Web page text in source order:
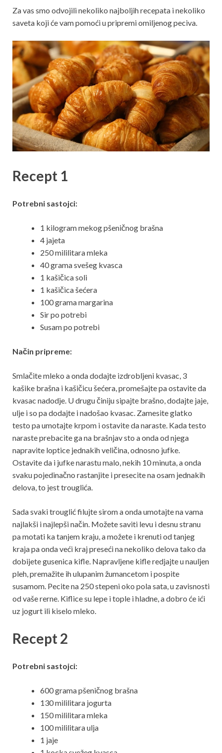
Za vas smo odvojili nekoliko najboljih recepata i nekoliko
saveta koji će vam pomoći u pripremi omiljenog peciva.
Recept 1
Potrebni sastojci:
1 kilogram mekog pšeničnog brašna
4 jajeta
250 mililitara mleka
40 grama svešeg kvasca
1 kašičica soli
1 kašičica šećera
100 grama margarina
Sir po potrebi
Susam po potrebi
Način pripreme:
Smlačite mleko a onda dodajte izdrobljeni kvasac, 3
kašike brašna i kašičicu šećera, promešajte pa ostavite da
kvasac nadodje. U drugu činiju sipajte brašno, dodajte jaje,
ulje i so pa dodajte i nadošao kvasac. Zamesite glatko
testo pa umotajte krpom i ostavite da naraste. Kada testo
naraste prebacite ga na brašnjav sto a onda od njega
napravite loptice jednakih veličina, odnosno jufke.
Ostavite da i jufke narastu malo, nekih 10 minuta, a onda
svaku pojedinačno rastanjite i presecite na osam jednakih
delova, to jest trouglića.
Sada svaki trouglić filujte sirom a onda umotajte na vama
najlakši i najlepši način. Možete saviti levu i desnu stranu
pa motati ka tanjem kraju, a možete i krenuti od tanjeg
kraja pa onda veći kraj preseći na nekoliko delova tako da
dobijete gusenica kifle. Napravljene kifle redjajte u nauljen
pleh, premažite ih ulupanim žumancetom i pospite
susamom. Pecite na 250 stepeni oko pola sata, u zavisnosti
od vaše rerne. Kiflice su lepe i tople i hladne, a dobro će ići
uz jogurt ili kiselo mleko.
Recept 2
Potrebni sastojci:
600 grama pšeničnog brašna
130 mililitara jogurta
150 mililitara mleka
100 mililitara ulja
1 jaje